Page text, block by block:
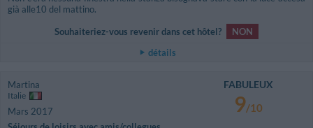
già alle10 del mattino.
Souhaiteriez-vous revenir dans cet hôtel?
NON
détails
Martina
Italie
Mars 2017
FABULEUX
9/10